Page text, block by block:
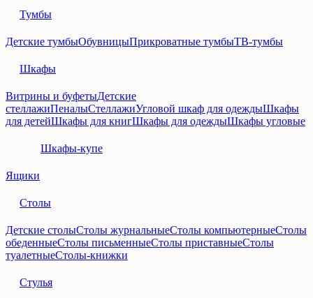
Тумбы
Детские тумбыОбувницыПрикроватные тумбыТВ-тумбы
Шкафы
Витрины и буфетыДетские
стеллажиПеналыСтеллажиУгловой шкаф для одеждыШкафы
для детейШкафы для книгШкафы для одеждыШкафы угловые
Шкафы-купе
Ящики
Столы
Детские столыСтолы журнальныеСтолы компьютерныеСтолы
обеденныеСтолы письменныеСтолы приставныеСтолы
туалетныеСтолы-книжки
Стулья